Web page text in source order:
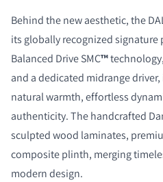
Behind the new aesthetic, the
its globally recognized signature
Balanced Drive SMC™
and a dedicated midrange
natural warmth, effortless
authenticity. The handcrafted
sculpted wood laminates,
composite plinth, merging
modern design.